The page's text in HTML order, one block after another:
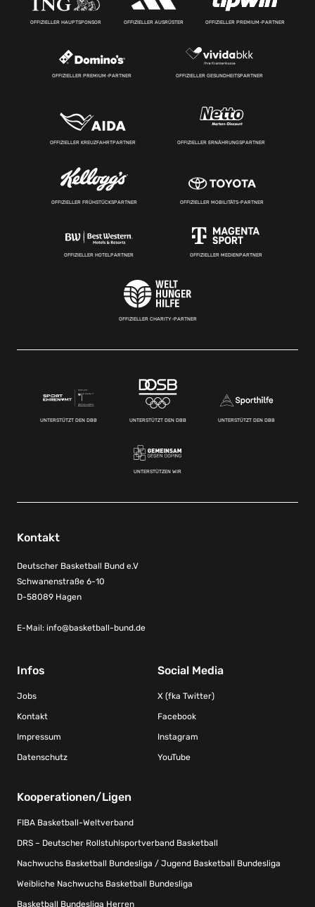
OFFIZIELLER HAUPTSPONSOR OFFIZIELLER AUSRÜSTER OFFIZIELLER PREMIUM-PARTNER
OFFIZIELLER PREMIUM-PARTNER OFFIZIELLER GESUNDHEITSPARTNER
OFFIZIELLER KREUZFAHRTPARTNER OFFIZIELLER ERNÄHRUNGSPARTNER
OFFIZIELLER FRÜHSTÜCKSPARTNER OFFIZIELLER MOBILITÄTS-PARTNER
OFFIZIELLER HOTELPARTNER OFFIZIELLER MEDIENPARTNER
OFFIZIELLER CHARITY-PARTNER
UNTERSTÜTZT DEN DBB UNTERSTÜTZT DEN DBB UNTERSTÜTZT DEN DBB
UNTERSTÜTZEN WIR
Kontakt
Deutscher Basketball Bund e.V
Schwanenstraße 6-10
D-58089 Hagen
E-Mail: info@basketball-bund.de
Infos
Jobs
Kontakt
Impressum
Datenschutz
Social Media
X (fka Twitter)
Facebook
Instagram
YouTube
Kooperationen/Ligen
FIBA Basketball-Weltverband
DRS – Deutscher Rollstuhlsportverband Basketball
Nachwuchs Basketball Bundesliga / Jugend Basketball Bundesliga
Weibliche Nachwuchs Basketball Bundesliga
Basketball Bundesliga Herren